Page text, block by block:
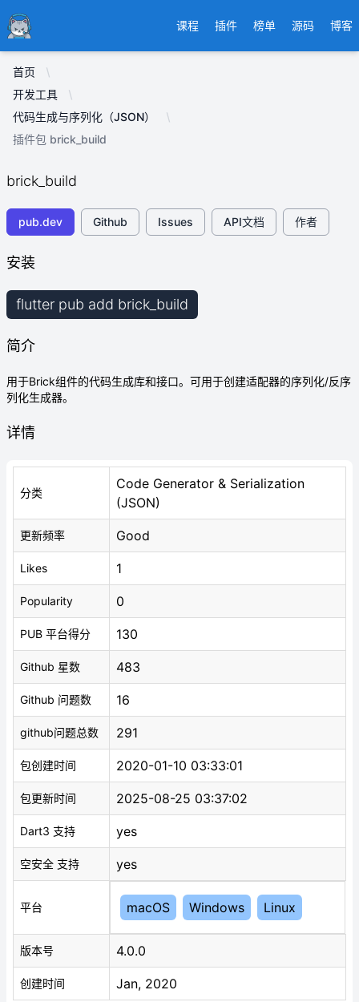
Ducafecat 课程 插件 榜单 源码 博客
首页
开发工具
代码生成与序列化（JSON）
插件包 brick_build
brick_build
pub.dev Github Issues API文档 作者
安装
flutter pub add brick_build
简介
用于Brick组件的代码生成库和接口。可用于创建适配器的序列化/反序
列化生成器。
详情
分类
Code Generator & Serialization
(JSON)
更新频率 Good
Likes 1
Popularity 0
PUB 平台得分 130
Github 星数 483
Github 问题数 16
github问题总数 291
包创建时间 2020-01-10 03:33:01
包更新时间 2025-08-25 03:37:02
Dart3 支持 yes
空安全 支持 yes
平台 macOS Windows Linux
版本号 4.0.0
创建时间 Jan, 2020